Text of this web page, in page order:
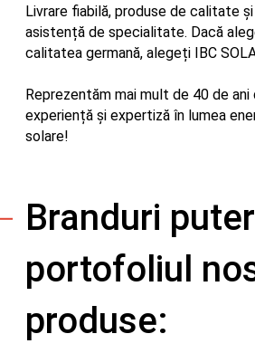
Livrare fiabilă, produse de calitate și
asistență de specialitate. Dacă
calitatea germană, alegeți IBC
Reprezentăm mai mult de 40 de ani
experiență și expertiză în lumea
solare!
Branduri
portofoliul
produse: